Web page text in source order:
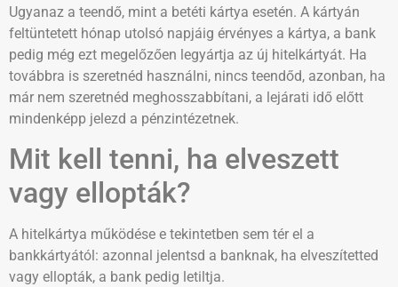
Ugyanaz a teendő, mint a betéti kártya esetén. A kártyán
feltüntetett hónap utolsó napjáig érvényes a kártya, a bank
pedig még ezt megelőzően legyártja az új hitelkártyát. Ha
továbbra is szeretnéd használni, nincs teendőd, azonban, ha
már nem szeretnéd meghosszabbítani, a lejárati idő előtt
mindenképp jelezd a pénzintézetnek.
Mit kell tenni, ha elveszett
vagy ellopták?
A hitelkártya működése e tekintetben sem tér el a
bankkártyától: azonnal jelentsd a banknak, ha elveszítetted
vagy ellopták, a bank pedig letiltja.